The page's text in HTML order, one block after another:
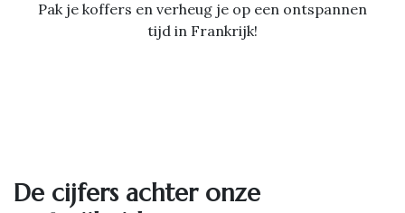
Pak je koffers en verheug je op een ontspannen
tijd in Frankrijk!
De cijfers achter onze